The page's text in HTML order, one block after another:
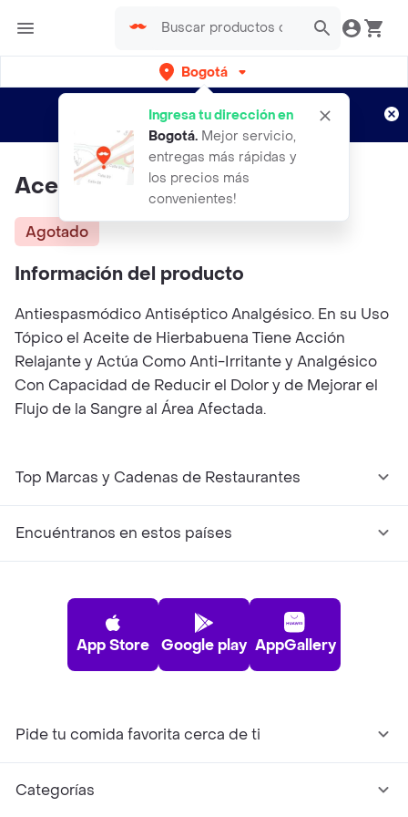
Bogotá
Ingresa tu dirección en
Bogotá. Mejor servicio,
entregas más rápidas y
los precios más
convenientes!
envíos gratis por semanas
Aplican TyC
Aceite Esencial Hierbabuena
Agotado
Información del producto
Antiespasmódico Antiséptico Analgésico. En su Uso
Tópico el Aceite de Hierbabuena Tiene Acción
Relajante y Actúa Como Anti-Irritante y Analgésico
Con Capacidad de Reducir el Dolor y de Mejorar el
Flujo de la Sangre al Área Afectada.
Top Marcas y Cadenas de Restaurantes
Encuéntranos en estos países
App Store Google play AppGallery
Pide tu comida favorita cerca de ti
Categorías